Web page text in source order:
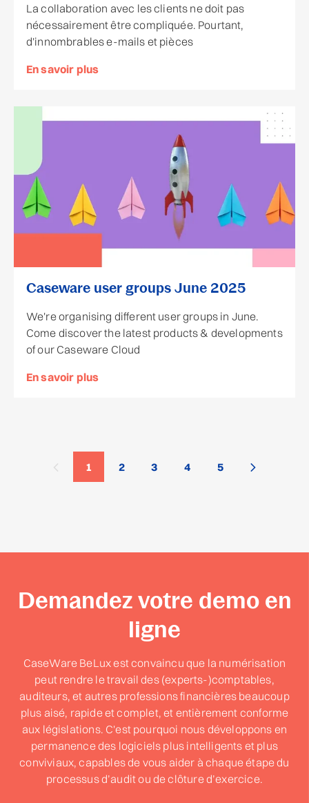
La collaboration avec les clients ne doit pas
nécessairement être compliquée. Pourtant,
d'innombrables e-mails et pièces
En savoir plus
Caseware user groups June 2025
We're organising different user groups in June.
Come discover the latest products & developments
of our Caseware Cloud
En savoir plus
1 2 3 4 5
Demandez votre demo en
ligne
CaseWare BeLux est convaincu que la numérisation
peut rendre le travail des (experts-)comptables,
auditeurs, et autres professions financières beaucoup
plus aisé, rapide et complet, et entièrement conforme
aux législations. C'est pourquoi nous développons en
permanence des logiciels plus intelligents et plus
conviviaux, capables de vous aider à chaque étape du
processus d’audit ou de clôture d’exercice.